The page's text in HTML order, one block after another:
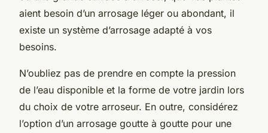
aient besoin d’un arrosage léger ou abondant, il
existe un système d’arrosage adapté à vos
besoins.
N’oubliez pas de prendre en compte la pression
de l’eau disponible et la forme de votre jardin lors
du choix de votre arroseur. En outre, considérez
l’option d’un arrosage goutte à goutte pour une